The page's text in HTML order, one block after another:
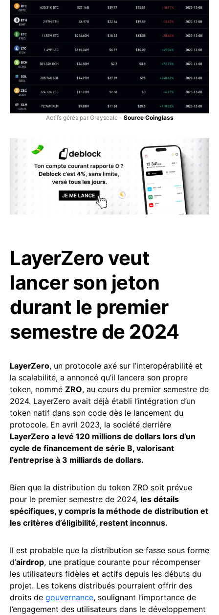
Actifs gérés par Grayscale – Source Coinglass
LayerZero veut
lancer son jeton
durant le premier
semestre de 2024
LayerZero, un protocole axé sur l’interopérabilité et
la scalabilité, a annoncé qu’il lancera son propre
token, nommé ZRO, au cours du premier semestre de
2024. LayerZero avait déjà établi l’intégration d’un
token natif dans son code dès le lancement du
protocole. En avril 2023, la société derrière
LayerZero a levé 120 millions de dollars lors d’un
cycle de financement de série B, valorisant
l’entreprise à 3 milliards de dollars.
Bien que la distribution du token ZRO soit prévue
pour le premier semestre de 2024, les détails
spécifiques, y compris la méthode de distribution et
les critères d’éligibilité, restent inconnus.
Il est probable que la distribution se fasse sous forme
d’airdrop, une pratique courante pour récompenser
les utilisateurs fidèles et actifs depuis les débuts du
projet. Les tokens distribués pourraient offrir des
droits de gouvernance, soulignant l’importance de
l’engagement des utilisateurs dans le développement